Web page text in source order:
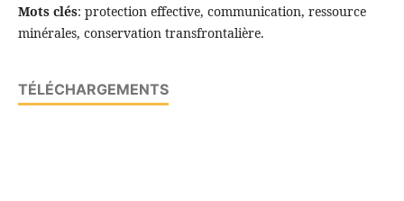
Mots clés: protection effective, communication, ressource
minérales, conservation transfrontalière.
TÉLÉCHARGEMENTS